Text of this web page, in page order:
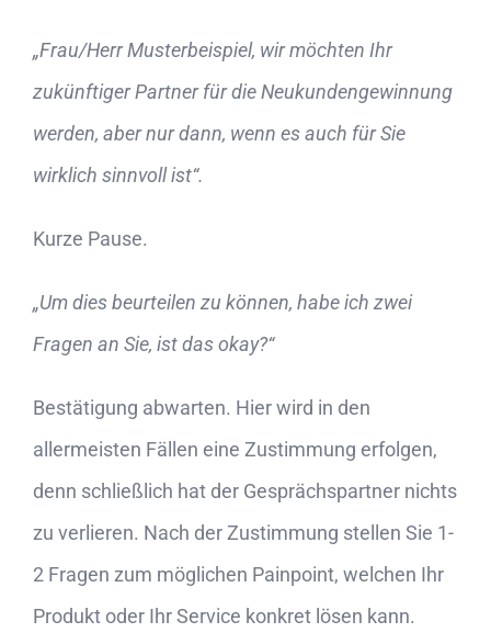
„Frau/Herr Musterbeispiel, wir möchten Ihr
zukünftiger Partner für die Neukundengewinnung
werden, aber nur dann, wenn es auch für Sie
wirklich sinnvoll ist“.
Kurze Pause.
„Um dies beurteilen zu können, habe ich zwei
Fragen an Sie, ist das okay?“
Bestätigung abwarten. Hier wird in den
allermeisten Fällen eine Zustimmung erfolgen,
denn schließlich hat der Gesprächspartner nichts
zu verlieren. Nach der Zustimmung stellen Sie 1-
2 Fragen zum möglichen Painpoint, welchen Ihr
Produkt oder Ihr Service konkret lösen kann.